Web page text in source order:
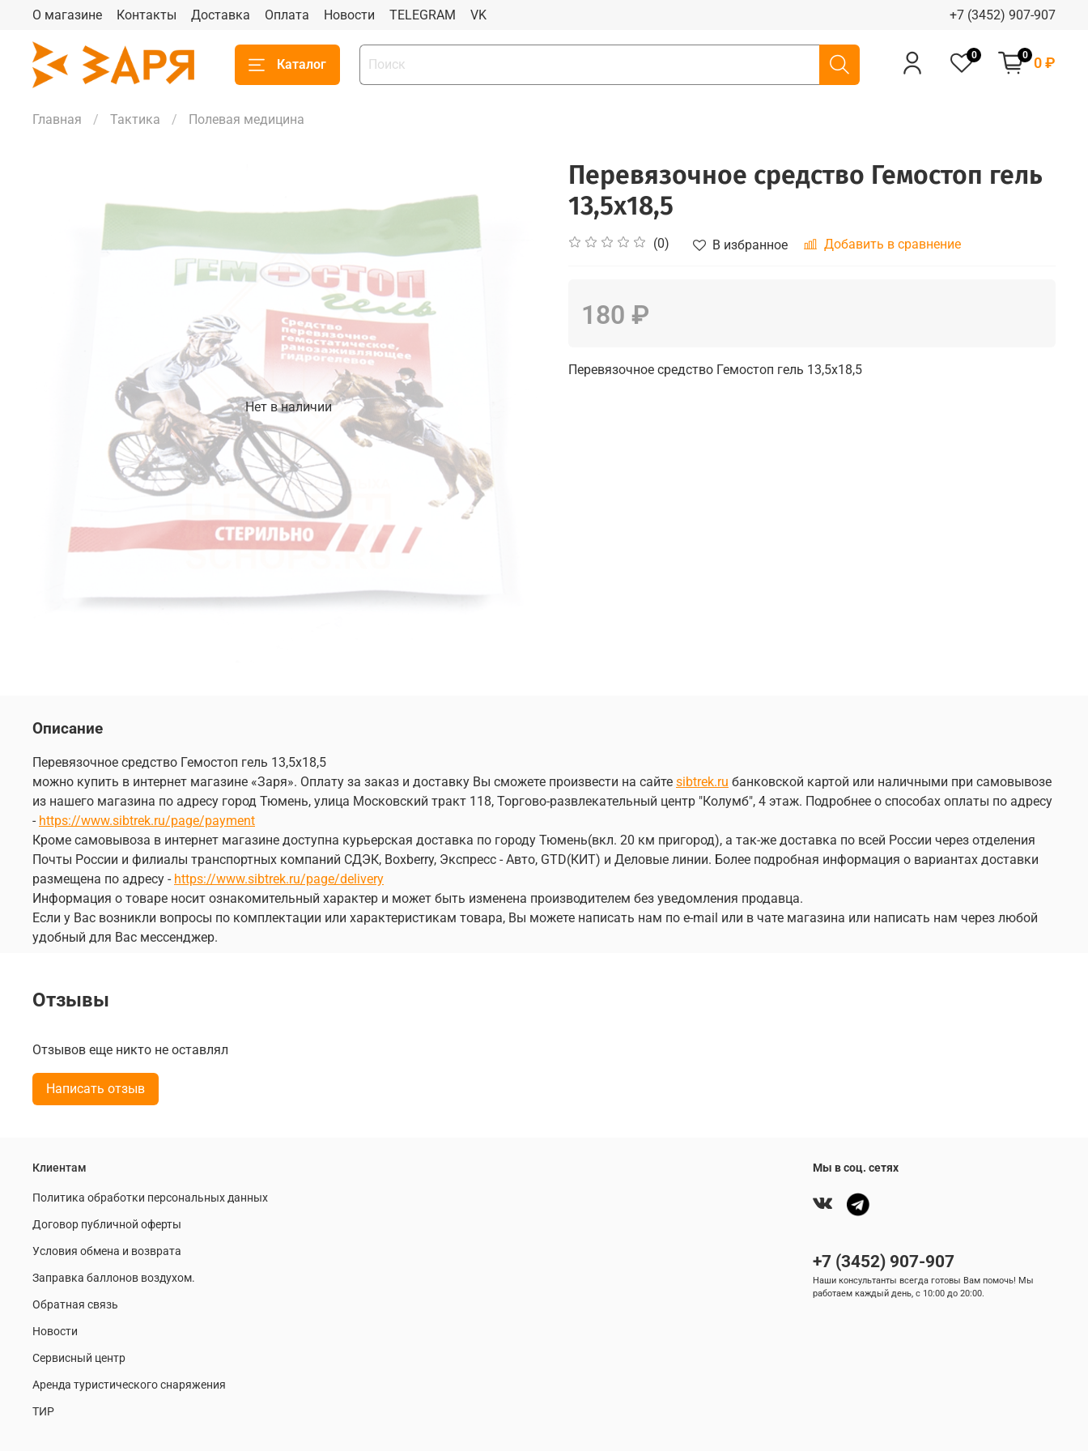
О магазине Контакты Доставка Оплата Новости TELEGRAM VK +7 (3452) 907-907
Каталог
0 0 0 ₽
Главная Тактика Полевая медицина
Нет в наличии
Перевязочное средство Гемостоп гель
13,5х18,5
(0) В избранное Добавить в сравнение
180 ₽
Перевязочное средство Гемостоп гель 13,5х18,5
Описание
Перевязочное средство Гемостоп гель 13,5х18,5
можно купить в интернет магазине «Заря». Оплату за заказ и доставку Вы сможете произвести на сайте sibtrek.ru банковской картой или наличными при самовывозе
из нашего магазина по адресу город Тюмень, улица Московский тракт 118, Торгово-развлекательный центр "Колумб", 4 этаж. Подробнее о способах оплаты по адресу
- https://www.sibtrek.ru/page/payment
Кроме самовывоза в интернет магазине доступна курьерская доставка по городу Тюмень(вкл. 20 км пригород), а так-же доставка по всей России через отделения
Почты России и филиалы транспортных компаний СДЭК, Boxberry, Экспресс - Авто, GTD(КИТ) и Деловые линии. Более подробная информация о вариантах доставки
размещена по адресу - https://www.sibtrek.ru/page/delivery
Информация о товаре носит ознакомительный характер и может быть изменена производителем без уведомления продавца.
Если у Вас возникли вопросы по комплектации или характеристикам товара, Вы можете написать нам по e-mail или в чате магазина или написать нам через любой
удобный для Вас мессенджер.
Отзывы
Отзывов еще никто не оставлял
Написать отзыв
Клиентам
Политика обработки персональных данных
Договор публичной оферты
Условия обмена и возврата
Заправка баллонов воздухом.
Обратная связь
Новости
Сервисный центр
Аренда туристического снаряжения
ТИР
Мы в соц. сетях
+7 (3452) 907-907
Наши консультанты всегда готовы Вам помочь! Мы
работаем каждый день, с 10:00 до 20:00.